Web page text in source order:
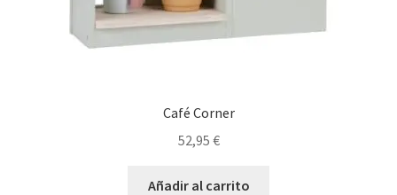
Café Corner
52,95 €
Añadir al carrito